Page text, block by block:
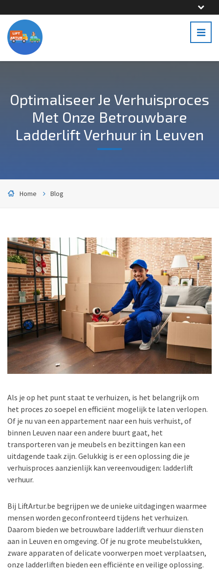
Optimaliseer Je Verhuisproces
Met Onze Betrouwbare
Ladderlift Verhuur in Leuven
Home Blog
Als je op het punt staat te verhuizen, is het belangrijk om
het proces zo soepel en efficiënt mogelijk te laten verlopen.
Of je nu van een appartement naar een huis verhuist, of
binnen Leuven naar een andere buurt gaat, het
transporteren van je meubels en bezittingen kan een
uitdagende taak zijn. Gelukkig is er een oplossing die je
verhuisproces aanzienlijk kan vereenvoudigen: ladderlift
verhuur.
Bij LiftArtur.be begrijpen we de unieke uitdagingen waarmee
mensen worden geconfronteerd tijdens het verhuizen.
Daarom bieden we betrouwbare ladderlift verhuur diensten
aan in Leuven en omgeving. Of je nu grote meubelstukken,
zware apparaten of delicate voorwerpen moet verplaatsen,
onze ladderliften bieden een efficiënte en veilige oplossing.